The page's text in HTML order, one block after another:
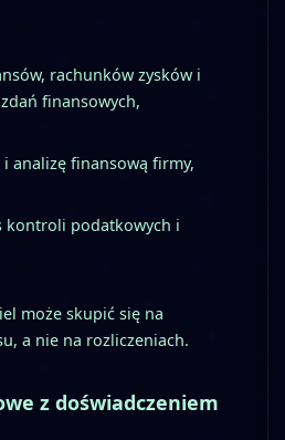
rachunków zysków i
finansowych,
analizę finansową firmy,
kontroli podatkowych i
może skupić się na
a nie na rozliczeniach.
z doświadczeniem